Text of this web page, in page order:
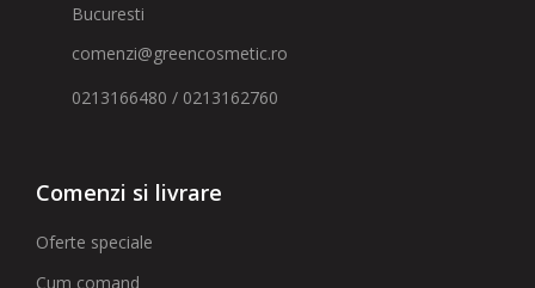
Bucuresti
comenzi@greencosmetic.ro
0213166480 / 0213162760
Comenzi si livrare
Oferte speciale
Cum comand